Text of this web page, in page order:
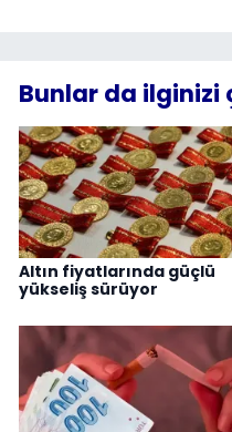
Bunlar da ilginizi
Altın fiyatlarında güçlü
yükseliş sürüyor